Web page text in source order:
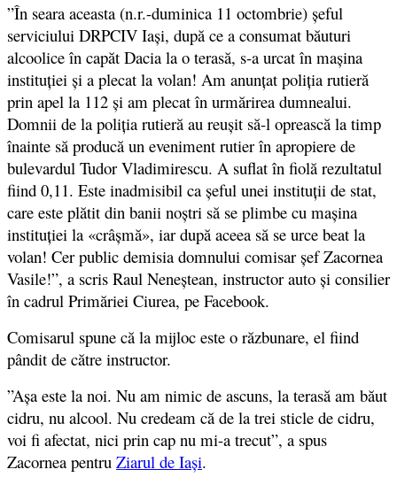
”În seara aceasta (n.r.-duminica 11 octombrie) şeful
serviciului DRPCIV Iaşi, după ce a consumat băuturi
alcoolice în capăt Dacia la o terasă, s-a urcat în maşina
instituţiei şi a plecat la volan! Am anunţat poliţia rutieră
prin apel la 112 şi am plecat în urmărirea dumnealui.
Domnii de la poliţia rutieră au reuşit să-l oprească la timp
înainte să producă un eveniment rutier în apropiere de
bulevardul Tudor Vladimirescu. A suflat în fiolă rezultatul
fiind 0,11. Este inadmisibil ca şeful unei instituţii de stat,
care este plătit din banii noştri să se plimbe cu maşina
instituţiei la «crâşmă», iar după aceea să se urce beat la
volan! Cer public demisia domnului comisar şef Zacornea
Vasile!”, a scris Raul Neneştean, instructor auto şi consilier
în cadrul Primăriei Ciurea, pe Facebook.
Comisarul spune că la mijloc este o răzbunare, el fiind
pândit de către instructor.
”Aşa este la noi. Nu am nimic de ascuns, la terasă am băut
cidru, nu alcool. Nu credeam că de la trei sticle de cidru,
voi fi afectat, nici prin cap nu mi-a trecut”, a spus
Zacornea pentru Ziarul de Iași.